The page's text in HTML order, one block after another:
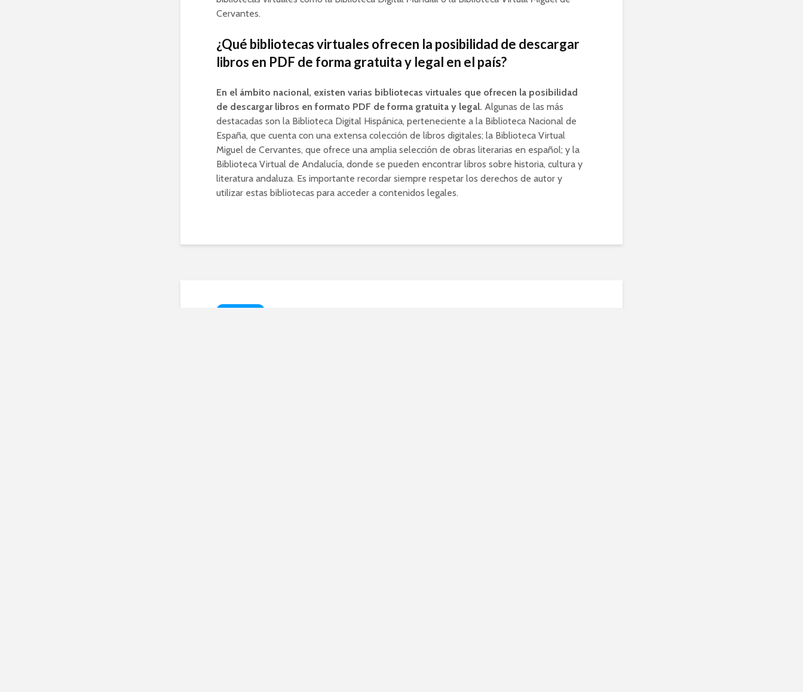
Cervantes.
¿Qué bibliotecas virtuales ofrecen la posibilidad de descargar
libros en PDF de forma gratuita y legal en el país?
En el ámbito nacional, existen varias bibliotecas virtuales que ofrecen la posibilidad
de descargar libros en formato PDF de forma gratuita y legal. Algunas de las más
destacadas son la Biblioteca Digital Hispánica, perteneciente a la Biblioteca Nacional de
España, que cuenta con una extensa colección de libros digitales; la Biblioteca Virtual
Miguel de Cervantes, que ofrece una amplia selección de obras literarias en español; y la
Biblioteca Virtual de Andalucía, donde se pueden encontrar libros sobre historia, cultura y
literatura andaluza. Es importante recordar siempre respetar los derechos de autor y
utilizar estas bibliotecas para acceder a contenidos legales.